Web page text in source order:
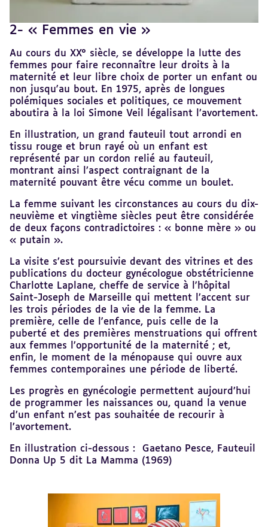
2- « Femmes en vie »
Au cours du XX° siècle, se développe la lutte des
femmes pour faire reconnaître leur droits à la
maternité et leur libre choix de porter un enfant ou
non jusqu'au bout. En 1975, après de longues
polémiques sociales et politiques, ce mouvement
aboutira à la loi Simone Veil légalisant l’avortement.
En illustration, un grand fauteuil tout arrondi en
tissu rouge et brun rayé où un enfant est
représenté par un cordon relié au fauteuil,
montrant ainsi l’aspect contraignant de la
maternité pouvant être vécu comme un boulet.
La femme suivant les circonstances au cours du dix-
neuvième et vingtième siècles peut être considérée
de deux façons contradictoires : « bonne mère » ou
« putain ».
La visite s’est poursuivie devant des vitrines et des
publications du docteur gynécologue obstétricienne
Charlotte Laplane, cheffe de service à l'hôpital
Saint-Joseph de Marseille qui mettent l’accent sur
les trois périodes de la vie de la femme. La
première, celle de l'enfance, puis celle de la
puberté et des premières menstruations qui offrent
aux femmes l’opportunité de la maternité ; et,
enfin, le moment de la ménopause qui ouvre aux
femmes contemporaines une période de liberté.
Les progrès en gynécologie permettent aujourd’hui
de programmer les naissances ou, quand la venue
d’un enfant n’est pas souhaitée de recourir à
l’avortement.
En illustration ci-dessous : Gaetano Pesce, Fauteuil
Donna Up 5 dit La Mamma (1969)
Revenir
sommaire